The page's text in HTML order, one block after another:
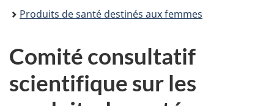
Produits de santé destinés aux femmes
Comité consultatif
scientifique sur les